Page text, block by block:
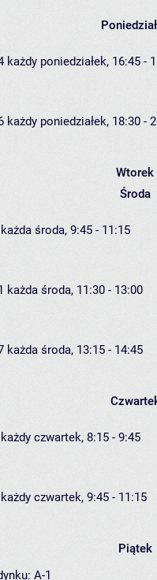
każdy poniedziałek, 16:45 -
każdy poniedziałek, 18:30 -
Wtorek
Środa
każda środa, 9:45 - 11:15
każda środa, 11:30 - 13:00
każda środa, 13:15 - 14:45
każdy czwartek, 8:15 - 9:45
każdy czwartek, 9:45 - 11:15
Piątek
A-1